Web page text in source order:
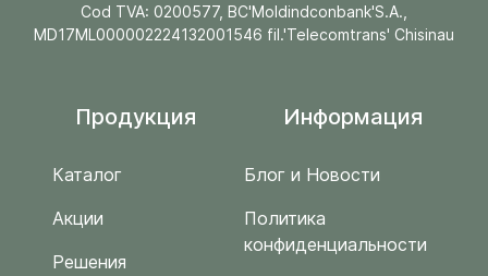
Cod TVA: 0200577, BC'Moldindconbank'S.A.,
MD17ML000002224132001546 fil.'Telecomtrans' Chisinau
Продукция
Каталог
Акции
Решения
Информация
Блог и Новости
Политика
конфиденциальности